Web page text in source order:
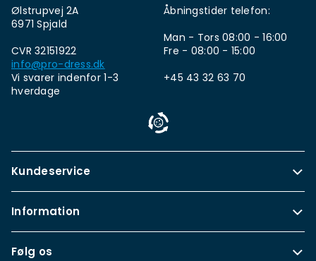
Ølstrupvej 2A
6971 Spjald
CVR 32151922
info@pro-dress.dk
Vi svarer indenfor 1-3
hverdage
Åbningstider telefon:
Man - Tors 08:00 - 16:00
Fre - 08:00 - 15:00
+45 43 32 63 70
Kundeservice
Information
Følg os